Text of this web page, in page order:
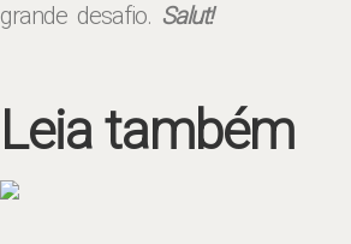
grande desafio. Salut!
Leia também